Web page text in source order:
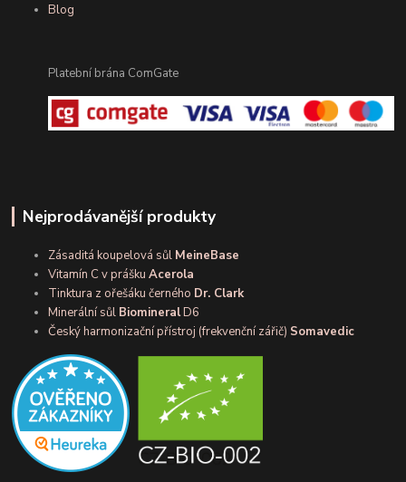
Blog
Platební brána ComGate
Nejprodávanější produkty
Zásaditá koupelová sůl MeineBase
Vitamín C v práškuAcerola
Tinktura z ořešáku černého Dr. Clark
Minerální sůl BiomineralD6
Český harmonizační přístroj (frekvenční zářič) Somavedic